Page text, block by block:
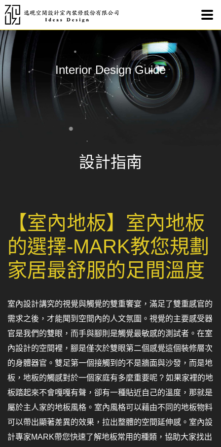
Interior Design Guide
設計指南
【室內地板】室內地板
的選擇-MARK教您規劃
家居最舒服的足間溫度
室內設計講究的視覺與觸覺的雙重饗宴，滿足了雙重感官的
需求之後，才能聞到空間內的人文氛圍。視覺的主要感受器
官是我們的雙眼，而手與腳則是觸覺最敏感的測試者。在室
內設計的空間裡，腳是僅次於雙眼第二個感覺這個裝修層次
的身體器官。雙足第一個接觸到的不是牆面與沙發，而是地
板，地板的觸感對於一個家庭有多麼重要呢 ? 如果家裡的地
板踏起來不會嘎嘎有聲，卻有一種貼近自己的溫度，那就是
屬於主人家的地板風格。室內風格可以藉由不同的地板物料
可以帶出顯著差異的效果，拉出整體的空間延伸感。室內設
計專家MARK帶您快速了解地板常用的種類，協助大家找出
室